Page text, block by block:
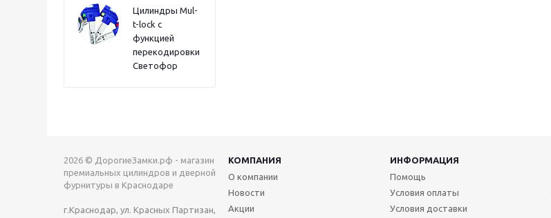
Цилиндры Mul-
t-lock с
функцией
перекодировки
Светофор
2026 © ДорогиеЗамки.рф - магазин
премиальных цилиндров и дверной
фурнитуры в Краснодаре
г.Краснодар, ул. Красных Партизан,
КОМПАНИЯ ИНФОРМАЦИЯ
О компании
Новости
Акции
Помощь
Условия оплаты
Условия доставки